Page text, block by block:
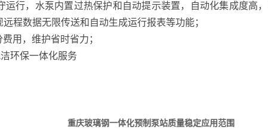
运行，水泵内置过热保护和自动提示装置，自动化集成度高
程数据无限传送和自动生成运行报表等功能；
用，维护省时省力；
环保一体化服务
重庆玻璃钢一体化预制泵站质量稳定应用范围